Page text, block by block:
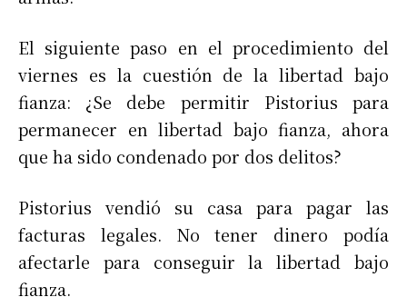
El siguiente paso en el procedimiento del
viernes es la cuestión de la libertad bajo
fianza: ¿Se debe permitir Pistorius para
permanecer en libertad bajo fianza, ahora
que ha sido condenado por dos delitos?
Pistorius vendió su casa para pagar las
facturas legales. No tener dinero podía
afectarle para conseguir la libertad bajo
fianza.